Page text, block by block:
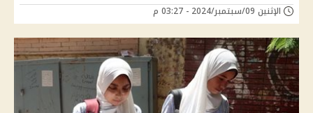
الإثنين 09/سبتمبر/2024 - 03:27 م